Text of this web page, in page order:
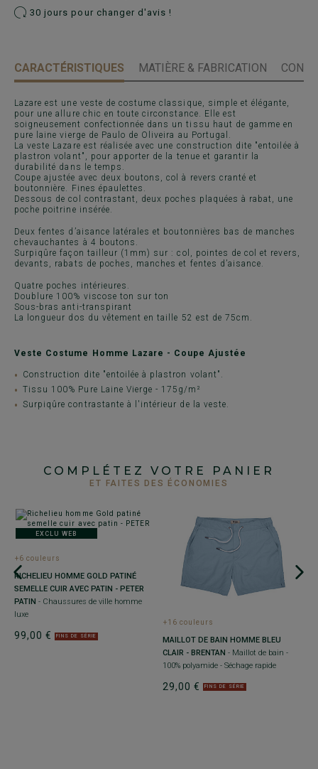
30 jours pour changer d'avis !
CARACTÉRISTIQUES MATIÈRE & FABRICATION
Lazare est une veste de costume classique, simple et élégante,
pour une allure chic en toute circonstance. Elle est
soigneusement confectionnée dans un tissu haut de gamme en
pure laine vierge de Paulo de Oliveira au Portugal.
La veste Lazare est réalisée avec une construction dite "entoilée à
plastron volant", pour apporter de la tenue et garantir la
durabilité dans le temps.
Coupe ajustée avec deux boutons, col à revers cranté et
boutonnière. Fines épaulettes.
Dessous de col contrastant, deux poches plaquées à rabat, une
poche poitrine insérée.
Deux fentes d’aisance latérales et boutonnières bas de manches
chevauchantes à 4 boutons.
Surpiqûre façon tailleur (1mm) sur : col, pointes de col et revers,
devants, rabats de poches, manches et fentes d’aisance.
Quatre poches intérieures.
Doublure 100% viscose ton sur ton
Sous-bras anti-transpirant
La longueur dos du vêtement en taille 52 est de 75cm.
Veste Costume Homme Lazare - Coupe Ajustée
Construction dite "entoilée à plastron volant".
Tissu 100% Pure Laine Vierge - 175g/m²
Surpiqûre contrastante à l'intérieur de la veste.
COMPLÉTEZ VOTRE PANIER
ET FAITES DES ÉCONOMIES
EXCLU WEB
+6 couleurs
RICHELIEU HOMME GOLD PATINÉ
SEMELLE CUIR AVEC PATIN - PETER
PATIN - Chaussures de ville homme
luxe
99,00 € FINS DE SÉRIE
+16 couleurs
MAILLOT DE BAIN HOMME BLEU
CLAIR - BRENTAN - Maillot de bain -
100% polyamide - Séchage rapide
29,00 € FINS DE SÉRIE